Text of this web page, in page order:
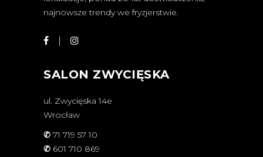
najnowsze trendy we fryzjerstwie.
SALON ZWYCIĘSKA
ul. Zwycięska 14e
Wrocław
✆ 71 719 57 10
✆ 601 710 869